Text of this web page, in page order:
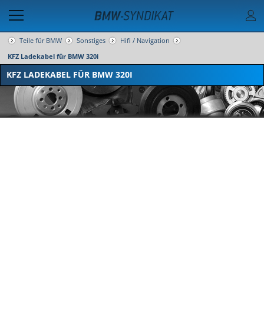
Teile für BMW Sonstiges
Hifi / Navigation
KFZ Ladekabel für BMW 320i
KFZ LADEKABEL FÜR BMW 320I